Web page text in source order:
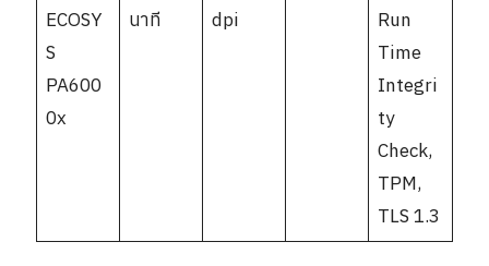
ECOSY
S
PA600
0x
นาที
dpi
Run
Time
Integri
ty
Check,
TPM,
TLS 1.3